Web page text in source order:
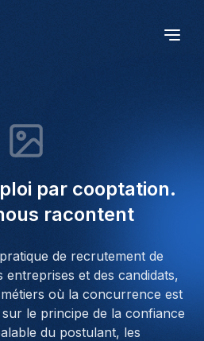
par cooptation.
racontent
de recrutement de
entreprises et des candidats,
où la concurrence est
le principe de la confiance
du postulant, les